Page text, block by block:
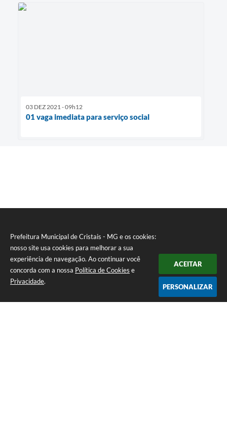
Prefeitura Municipal de Cristais - MG e os cookies:
nosso site usa cookies para melhorar a sua
experiência de navegação. Ao continuar você
concorda com a nossa Política de Cookies e
Privacidade.
ACEITAR
PERSONALIZAR
03 DEZ 2021 - 09h12
01 vaga imediata para serviço social